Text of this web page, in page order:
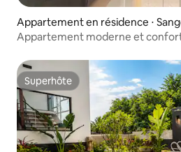
Appartement en résidence ⋅
Appartement moderne et
Superhôte
Superhôte